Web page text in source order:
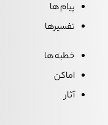
پیام ها
تفسیرها
خطبه ها
اماکن
آثار